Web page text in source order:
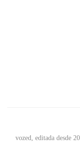
vozed, editada desde